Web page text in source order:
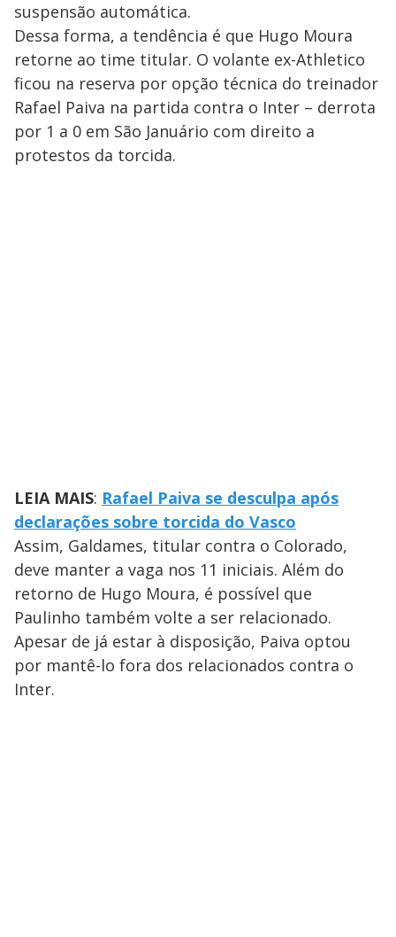
suspensão automática.
Dessa forma, a tendência é que Hugo Moura
retorne ao time titular. O volante ex-Athletico
ficou na reserva por opção técnica do treinador
Rafael Paiva na partida contra o Inter – derrota
por 1 a 0 em São Januário com direito a
protestos da torcida.
LEIA MAIS: Rafael Paiva se desculpa após
declarações sobre torcida do Vasco
Assim, Galdames, titular contra o Colorado,
deve manter a vaga nos 11 iniciais. Além do
retorno de Hugo Moura, é possível que
Paulinho também volte a ser relacionado.
Apesar de já estar à disposição, Paiva optou
por mantê-lo fora dos relacionados contra o
Inter.